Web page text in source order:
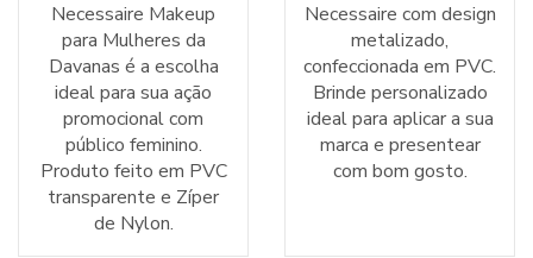
Necessaire Makeup
para Mulheres da
Davanas é a escolha
ideal para sua ação
promocional com
público feminino.
Produto feito em PVC
transparente e Zíper
de Nylon.
Necessaire com design
metalizado,
confeccionada em PVC.
Brinde personalizado
ideal para aplicar a sua
marca e presentear
com bom gosto.